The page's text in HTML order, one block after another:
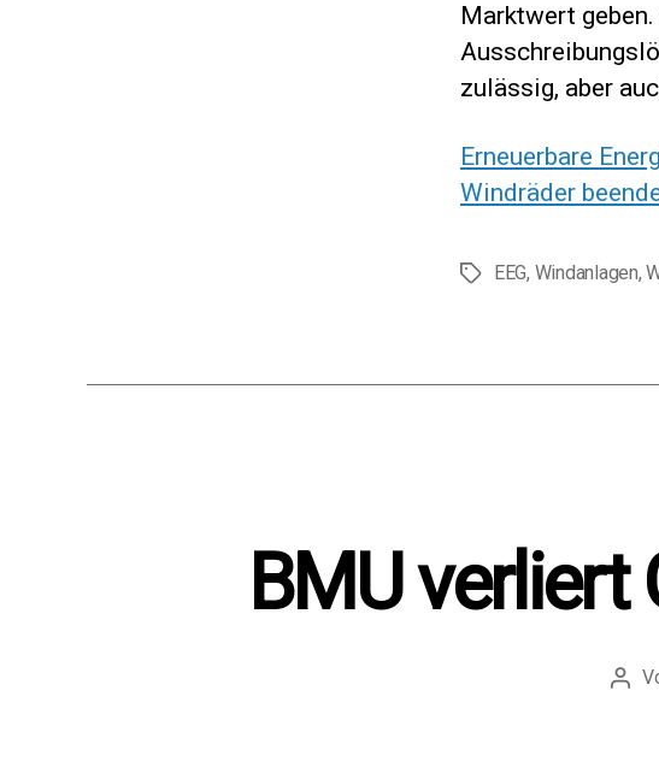
Marktwert
zulässig, aber
Erneuerbare
Windräder
Schlagwörter
EEG, Windanlagen,
BMU